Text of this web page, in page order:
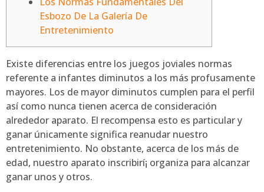
Esbozo De La Galería De
Entretenimiento
Existe diferencias entre los juegos joviales normas
referente a infantes diminutos a los más profusamente
mayores. Los de mayor diminutos cumplen para el perfil
así­ como nunca tienen acerca de consideración
alrededor aparato. El recompensa esto es particular y
ganar únicamente significa reanudar nuestro
entretenimiento. No obstante, acerca de los más de
edad, nuestro aparato inscribirí¡ organiza para alcanzar
ganar unos y otros.